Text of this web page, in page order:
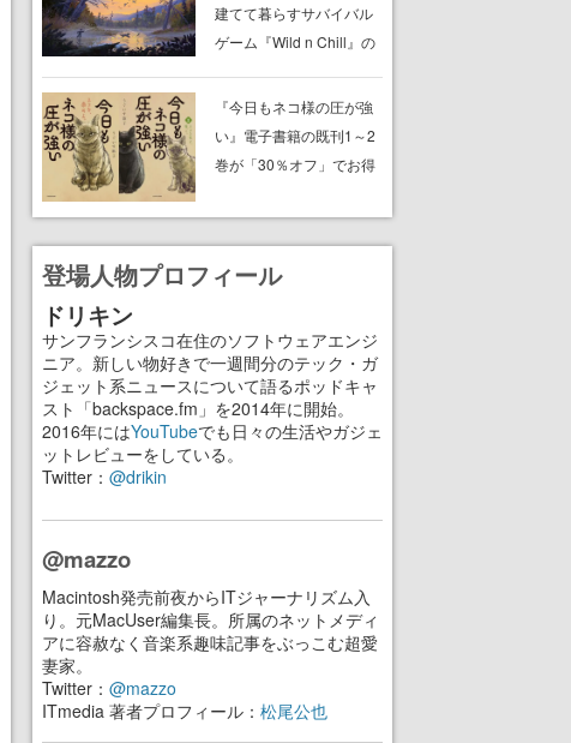
建てて暮らすサバイバル
ゲーム『Wild n Chill』の
中。ドット絵の大自然
で、喧騒を忘れよう
『今日もネコ様の圧が強
い』電子書籍の既刊1～2
巻が「30％オフ」でお得
たネコたちと、ネコを溺
愛する人間のすれ違いを
描く
登場人物プロフィール
ドリキン
サンフランシスコ在住のソフトウェアエンジ
ニア。新しい物好きで一週間分のテック・ガ
ジェット系ニュースについて語るポッドキャ
スト「backspace.fm」を2014年に開始。
2016年にはYouTubeでも日々の生活やガジェ
ットレビューをしている。
Twitter： @drikin
@mazzo
Macintosh発売前夜からITジャーナリズム入
り。元MacUser編集長。所属のネットメディ
アに容赦なく音楽系趣味記事をぶっこむ超愛
妻家。
Twitter： @mazzo
ITmedia 著者プロフィール： 松尾公也